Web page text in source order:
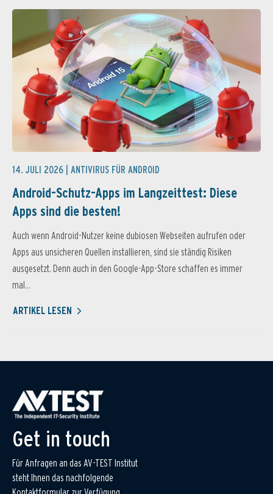
14. JULI 2026 | ANTIVIRUS FÜR ANDROID
Android-Schutz-Apps im Langzeittest: Diese
Apps sind die besten!
Auch wenn Android-Nutzer keine dubiosen Webseiten aufrufen oder
Apps aus unsicheren Quellen installieren, sind sie ständig Risiken
ausgesetzt. Denn auch in den Google-App-Store schaffen es immer
mal...
ARTIKEL LESEN
Get in touch
Für Anfragen an das AV-TEST Institut
steht Ihnen das nachfolgende